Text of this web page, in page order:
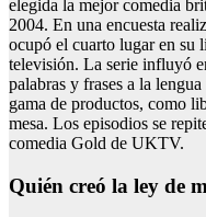
elegida la mejor comedia
2004. En una encuesta
ocupó el cuarto lugar en su
televisión. La serie influyó
palabras y frases a la
gama de productos, como
mesa. Los episodios se
comedia Gold de UKTV.
Quién creó la ley de